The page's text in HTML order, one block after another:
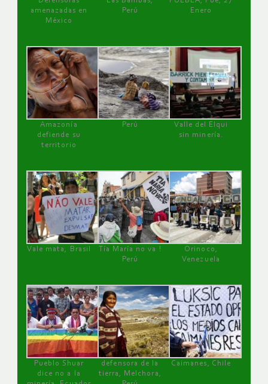
amenazadas en
México
Perú
Enero
Amazonía
defiende su
territorio
Perú
Valle del Elqui
sin minería.
Vale mata, Brasil
Tía María no va !
Perú
Orinoco,
Venezuela
Pueblo Shuar
dice no a la
defensora de la
tierra, Melchora,
Caimanes, Chile